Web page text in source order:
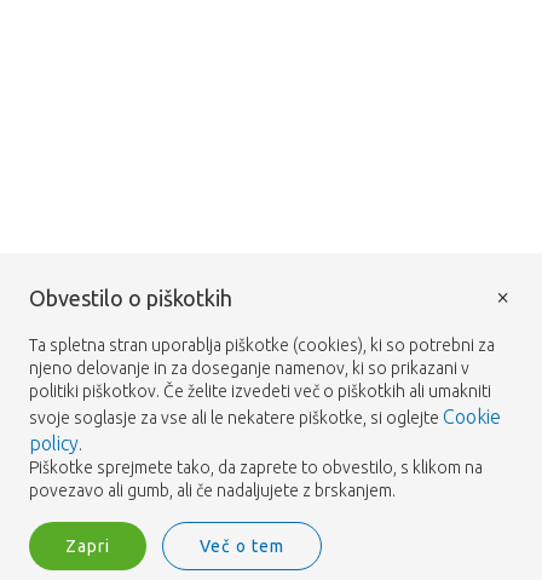
Obvestilo o piškotkih
Ta spletna stran uporablja piškotke (cookies), ki so potrebni za
njeno delovanje in za doseganje namenov, ki so prikazani v
politiki piškotkov. Če želite izvedeti več o piškotkih ali umakniti
svoje soglasje za vse ali le nekatere piškotke, si oglejte Cookie
policy.
Piškotke sprejmete tako, da zaprete to obvestilo, s klikom na
povezavo ali gumb, ali če nadaljujete z brskanjem.
Zapri Več o tem
×